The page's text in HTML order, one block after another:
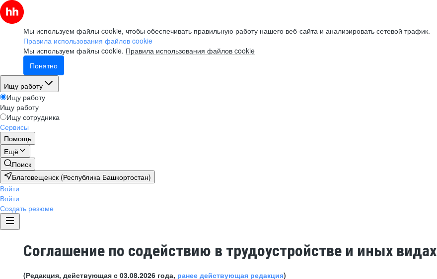
Мы используем файлы cookie, чтобы обеспечивать правильную работу нашего веб-сайта и анализировать сетевой трафик.
Правила использования файлов cookie
Мы используем файлы cookie. Правила использования файлов cookie
Понятно
Ищу работу
Ищу работу
Ищу работу
Ищу сотрудника
Сервисы
Помощь
Ещё
Поиск
Благовещенск (Республика Башкортостан)
Войти
Войти
Создать резюме
Соглашение по содействию в трудоустройстве и иных
(Редакция, действующая с 03.08.2026 года, ранее действующая редакция)